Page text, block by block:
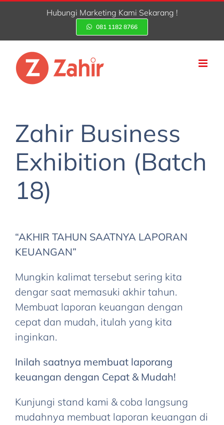
Hubungi Marketing Kami Sekarang !
081 1182 8766
Zahir Business
Exhibition (Batch
18)
“AKHIR TAHUN SAATNYA LAPORAN
KEUANGAN”
Mungkin kalimat tersebut sering kita
dengar saat memasuki akhir tahun.
Membuat laporan keuangan dengan
cepat dan mudah, itulah yang kita
inginkan.
Inilah saatnya membuat laporang
keuangan dengan Cepat & Mudah!
Kunjungi stand kami & coba langsung
mudahnya membuat laporan keuangan di